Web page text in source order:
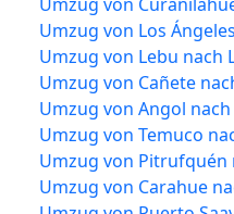
Umzug von Los
Umzug von Lebu nach
Umzug von Cañete
Umzug von Angol
Umzug von Temuco
Umzug von
Umzug von Carahue